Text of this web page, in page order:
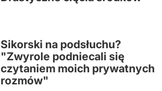
Sikorski na podsłuchu?
"Zwyrole podniecali się
czytaniem moich prywatnych
rozmów"